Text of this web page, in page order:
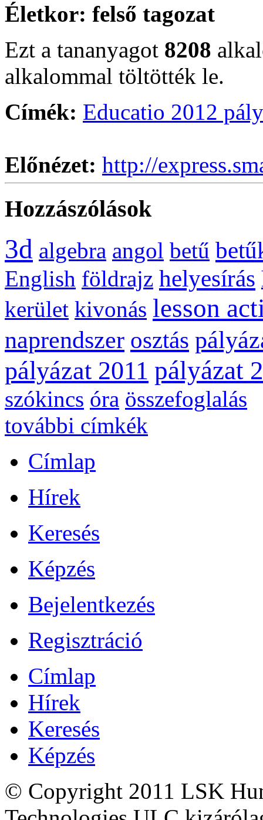
Életkor: felső tagozat
Ezt a tananyagot 8208
alkalommal töltötték le.
Címék: Educatio 2012
Előnézet: http://
Hozzászólások
3d algebra angol betű
English földrajz helyesírás
kerület kivonás lesson
naprendszer osztás
pályázat 2011 pályázat
szókincs óra összefoglalás
további címkék
Címlap
Hírek
Keresés
Képzés
Bejelentkezés
Regisztráció
Címlap
Hírek
Keresés
Képzés
© Copyright 2011 LSK